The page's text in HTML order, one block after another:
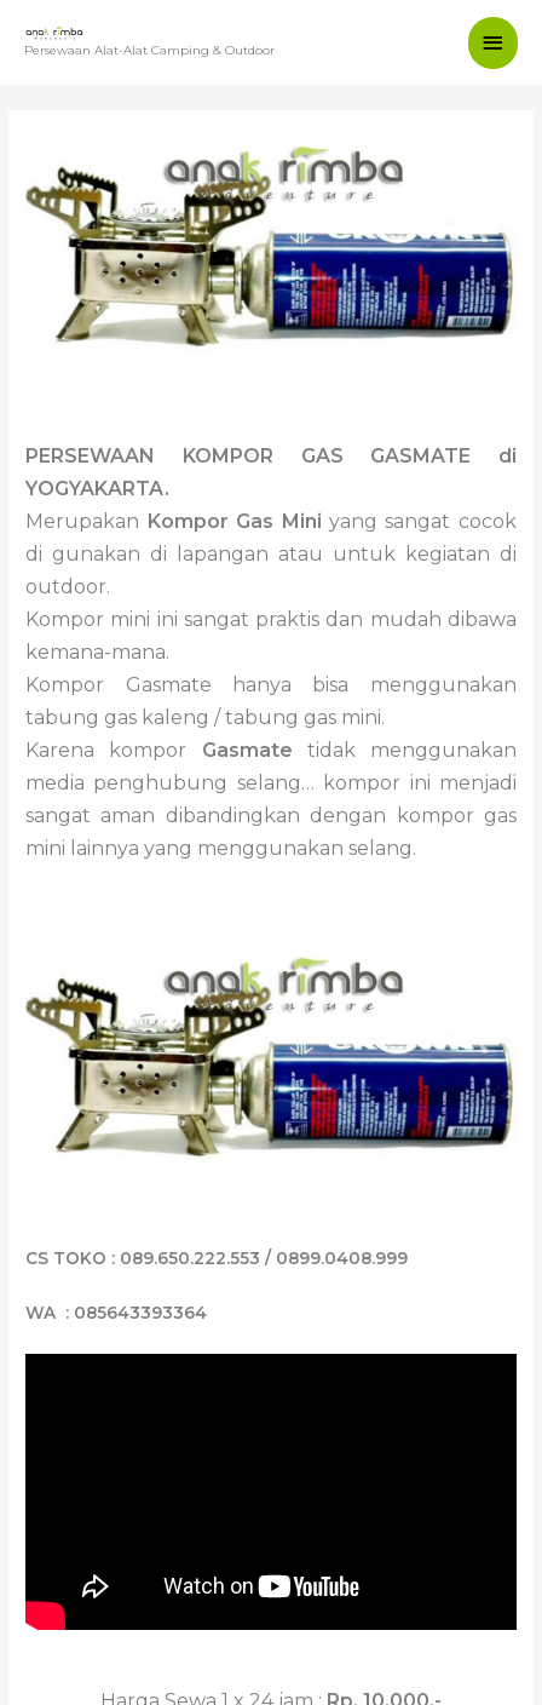
Persewaan Alat-Alat Camping & Outdoor
PERSEWAAN KOMPOR GAS GASMATE di
YOGYAKARTA.
Merupakan Kompor Gas Mini yang sangat cocok
di gunakan di lapangan atau untuk kegiatan di
outdoor.
Kompor mini ini sangat praktis dan mudah dibawa
kemana-mana.
Kompor Gasmate hanya bisa menggunakan
tabung gas kaleng / tabung gas mini.
Karena kompor Gasmate tidak menggunakan
media penghubung selang… kompor ini menjadi
sangat aman dibandingkan dengan kompor gas
mini lainnya yang menggunakan selang.
CS TOKO : 089.650.222.553 / 0899.0408.999
WA : 085643393364